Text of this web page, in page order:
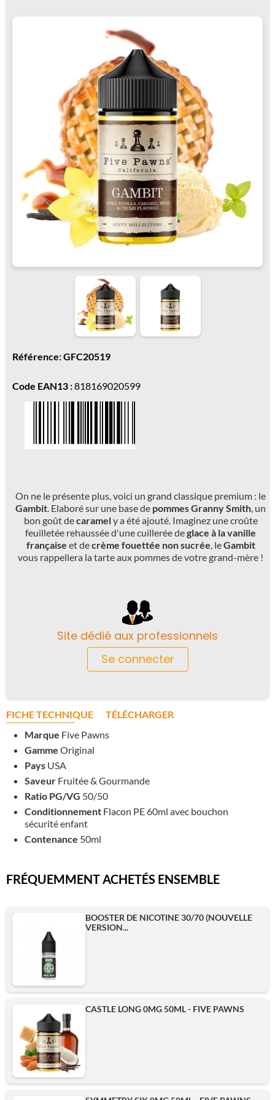
Référence: GFC20519
Code EAN13 :818169020599
On ne le présente plus, voici un grand classique premium : le
Gambit. Elaboré sur une base de pommes Granny Smith, un
bon goût decaramely a été ajouté. Imaginez une croûte
feuilletée rehaussée d'une cuillerée deglace à la vanille
française et decrème fouettée non sucrée, leGambit
vous rappellera la tarte aux pommes de votre grand-mère !
Site dédié aux professionnels
Se connecter
FICHE TECHNIQUE
TÉLÉCHARGER
Marque Five Pawns
Gamme Original
Pays USA
Saveur Fruitée & Gourmande
Ratio PG/VG 50/50
Conditionnement Flacon PE 60ml avec bouchon
sécurité enfant
Contenance 50ml
FRÉQUEMMENT ACHETÉS ENSEMBLE
BOOSTER DE NICOTINE 30/70 (NOUVELLE
VERSION...
CASTLE LONG 0MG 50ML - FIVE PAWNS